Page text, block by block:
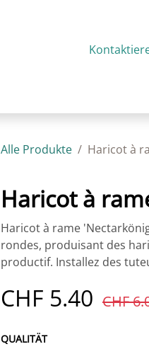
Alle Produkte Haricot à
Haricot à
Haricot à rame
rondes, produisant des
productif. Installez des
CHF 5.40 CHF
QUALITÄT